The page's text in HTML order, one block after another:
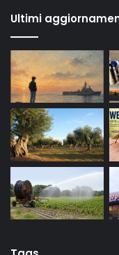
Ultimi